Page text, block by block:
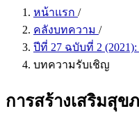
หน้าแรก /
คลังบทความ /
ปีที่ 27 ฉบับที่ 2
บทความรับเชิญ
การสร้างเสริมสุข